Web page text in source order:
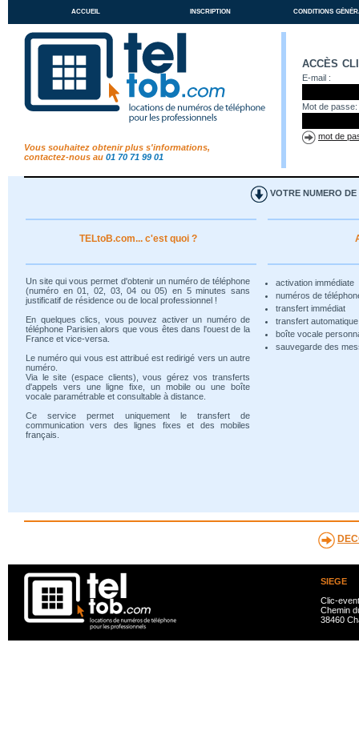
accueil inscription conditions
Vous souhaitez obtenir plus s'informations,
contactez-nous au 01 70 71 99 01
accès
E-mail :
Mot de passe:
mot de
VOTRE NUMERO DE
TELtoB.com... c'est quoi ?
Un site qui vous permet d'obtenir un numéro de téléphone
(numéro en 01, 02, 03, 04 ou 05) en 5 minutes sans
justificatif de résidence ou de local professionnel !
En quelques clics, vous pouvez activer un numéro de
téléphone Parisien alors que vous êtes dans l'ouest de la
France et vice-versa.
Le numéro qui vous est attribué est redirigé vers un autre
numéro.
Via le site (espace clients), vous gérez vos transferts
d'appels vers une ligne fixe, un mobile ou une boîte
vocale paramétrable et consultable à distance.
Ce service permet uniquement le transfert de
communication vers des lignes fixes et des mobiles
français.
activation immédiate
numéros de
transfert immédiat
transfert
boîte vocale
sauvegarde des
SIEGE
Clic-
Chemin
38460